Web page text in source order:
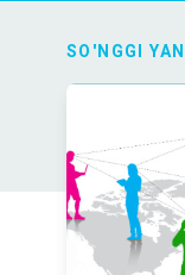
SO'NGGI